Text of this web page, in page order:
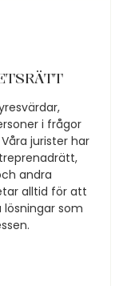
i frågor
jurister har
andra
alltid för att
som